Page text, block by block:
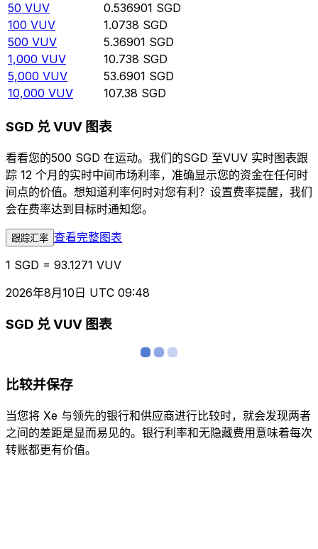
50 VUV 0.536901 SGD
100 VUV 1.0738 SGD
500 VUV 5.36901 SGD
1,000 VUV 10.738 SGD
5,000 VUV 53.6901 SGD
10,000 VUV 107.38 SGD
SGD 兑 VUV 图表
看看您的500 SGD 在运动。我们的SGD 至VUV 实时图表跟
踪 12 个月的实时中间市场利率，准确显示您的资金在任何时
间点的价值。想知道利率何时对您有利？设置费率提醒，我们
会在费率达到目标时通知您。
跟踪汇率 查看完整图表
1 SGD = 93.1271 VUV
2026年8月10日 UTC 09:48
SGD 兑 VUV 图表
比较并保存
当您将 Xe 与领先的银行和供应商进行比较时，就会发现两者
之间的差距是显而易见的。银行利率和无隐藏费用意味着每次
转账都更有价值。